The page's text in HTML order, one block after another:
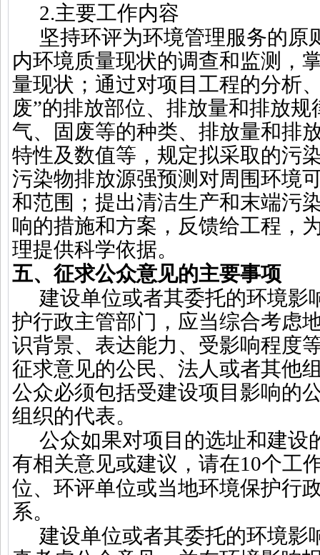
2.主要工作内容
坚持环评为环境管理服务的原
内环境质量现状的调查和监测，
量现状；通过对项目工程的分析
废”的排放部位、排放量和排放
气、固废等的种类、排放量和排
特性及数值等，规定拟采取的污
污染物排放源强预测对周围环境
和范围；提出清洁生产和末端污
响的措施和方案，反馈给工程，
理提供科学依据。
五、征求公众意见的主要事项
建设单位或者其委托的环境影
护行政主管部门，应当综合考虑
识背景、表达能力、受影响程度
征求意见的公民、法人或者其他
公众必须包括受建设项目影响的
组织的代表。
公众如果对项目的选址和建设
有相关意见或建议，请在10个工
位、环评单位或当地环境保护行
系。
建设单位或者其委托的环境影